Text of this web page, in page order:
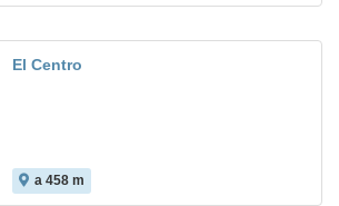
El Centro
a 458 m